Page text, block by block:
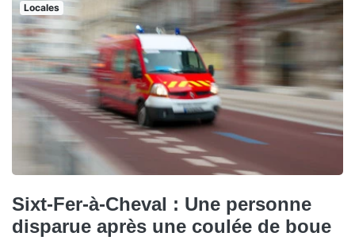
Locales
Sixt-Fer-à-Cheval : Une personne
disparue après une coulée de boue